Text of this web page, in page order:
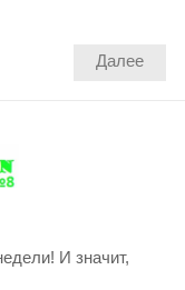
Далее
И значит,